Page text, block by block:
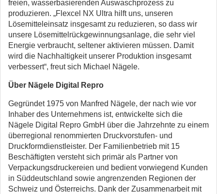
freien, wasserbasierenden Auswaschprozess zu
produzieren. „Flexcel NX Ultra hilft uns, unseren
Lösemitteleinsatz insgesamt zu reduzieren, so dass wir
unsere Lösemittelrückgewinnungsanlage, die sehr viel
Energie verbraucht, seltener aktivieren müssen. Damit
wird die Nachhaltigkeit unserer Produktion insgesamt
verbessert“, freut sich Michael Nägele.
Über Nägele Digital Repro
Gegründet 1975 von Manfred Nägele, der nach wie vor
Inhaber des Unternehmens ist, entwickelte sich die
Nägele Digital Repro GmbH über die Jahrzehnte zu einem
überregional renommierten Druckvorstufen- und
Druckformdienstleister. Der Familienbetrieb mit 15
Beschäftigten versteht sich primär als Partner von
Verpackungsdruckereien und bedient vorwiegend Kunden
in Süddeutschland sowie angrenzenden Regionen der
Schweiz und Österreichs. Dank der Zusammenarbeit mit